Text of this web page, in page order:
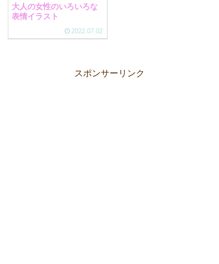
大人の女性のいろいろな
表情イラスト
2022.07.02
スポンサーリンク